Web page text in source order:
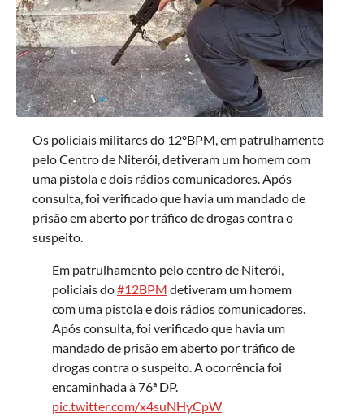
Os policiais militares do 12ºBPM, em patrulhamento
pelo Centro de Niterói, detiveram um homem com
uma pistola e dois rádios comunicadores. Após
consulta, foi verificado que havia um mandado de
prisão em aberto por tráfico de drogas contra o
suspeito.
Em patrulhamento pelo centro de Niterói,
policiais do#12BPM detiveram um homem
com uma pistola e dois rádios comunicadores.
Após consulta, foi verificado que havia um
mandado de prisão em aberto por tráfico de
drogas contra o suspeito. A ocorrência foi
encaminhada à 76ª DP.
pic.twitter.com/x4suNHyCpW